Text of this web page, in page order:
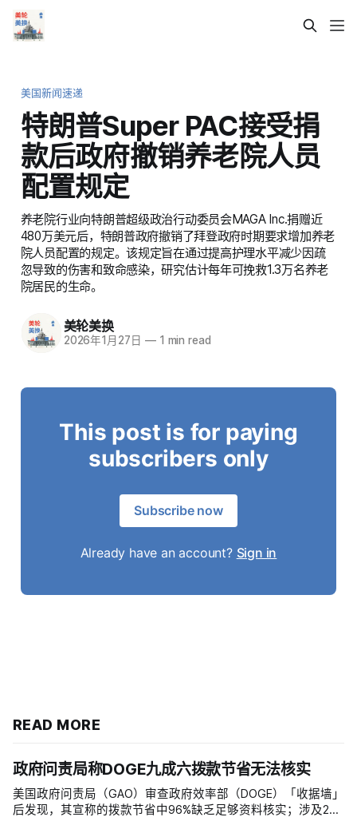
美国新闻速递
特朗普Super PAC接受捐
款后政府撤销养老院人员
配置规定
养老院行业向特朗普超级政治行动委员会MAGA Inc.捐赠近
480万美元后，特朗普政府撤销了拜登政府时期要求增加养老
院人员配置的规定。该规定旨在通过提高护理水平减少因疏
忽导致的伤害和致命感染，研究估计每年可挽救1.3万名养老
院居民的生命。
美轮美换
2026年1月27日 —1 min read
This post is for paying
subscribers only
Subscribe now
Already have an account? Sign in
READ MORE
政府问责局称DOGE九成六拨款节省无法核实
美国政府问责局（GAO）审查政府效率部（DOGE）「收据墙」
后发现，其宣称的拨款节省中96%缺乏足够资料核实；涉及274